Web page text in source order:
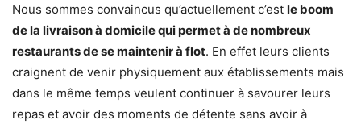
Nous sommes convaincus qu’actuellement c’est le boom
de la livraison à domicile qui permet à de nombreux
restaurants de se maintenir à flot. En effet leurs clients
craignent de venir physiquement aux établissements mais
dans le même temps veulent continuer à savourer leurs
repas et avoir des moments de détente sans avoir à